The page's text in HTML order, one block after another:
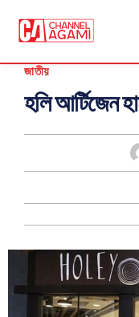
জাতীয়
হলি আর্টিজেন